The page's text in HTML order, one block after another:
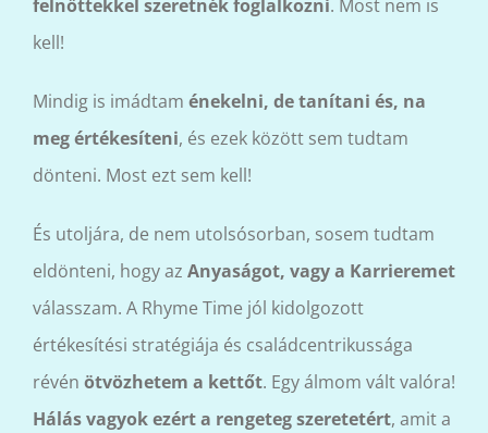
felnőttekkel szeretnék foglalkozni. Most nem is
kell!
Mindig is imádtam énekelni, de tanítani és, na
meg értékesíteni, és ezek között sem tudtam
dönteni. Most ezt sem kell!
És utoljára, de nem utolsósorban, sosem tudtam
eldönteni, hogy az Anyaságot, vagy a Karrieremet
válasszam. A Rhyme Time jól kidolgozott
értékesítési stratégiája és családcentrikussága
révén ötvözhetem a kettőt. Egy álmom vált valóra!
Hálás vagyok ezért a rengeteg szeretetért, amit a